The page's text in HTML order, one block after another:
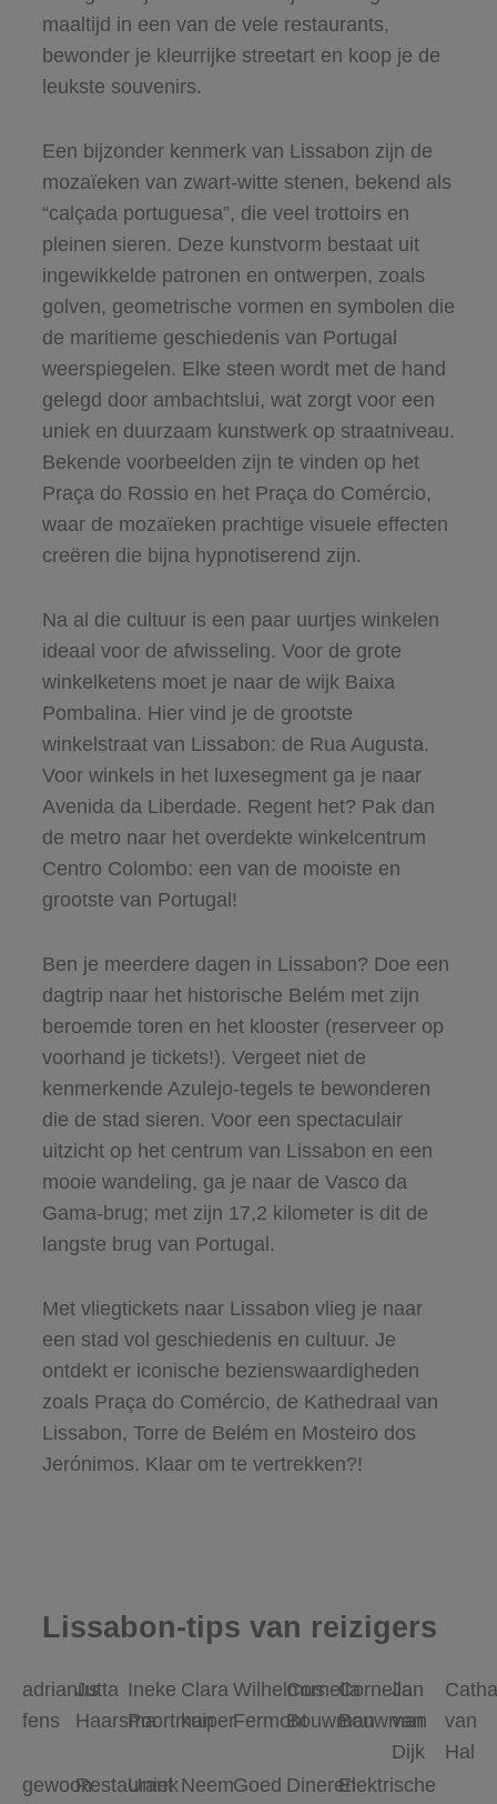
maaltijd in een van de vele restaurants,
bewonder je kleurrijke streetart en koop je de
leukste souvenirs.
Een bijzonder kenmerk van Lissabon zijn de
mozaïeken van zwart-witte stenen, bekend als
“calçada portuguesa”, die veel trottoirs en
pleinen sieren. Deze kunstvorm bestaat uit
ingewikkelde patronen en ontwerpen, zoals
golven, geometrische vormen en symbolen die
de maritieme geschiedenis van Portugal
weerspiegelen. Elke steen wordt met de hand
gelegd door ambachtslui, wat zorgt voor een
uniek en duurzaam kunstwerk op straatniveau.
Bekende voorbeelden zijn te vinden op het
Praça do Rossio en het Praça do Comércio,
waar de mozaïeken prachtige visuele effecten
creëren die bijna hypnotiserend zijn.
Na al die cultuur is een paar uurtjes winkelen
ideaal voor de afwisseling. Voor de grote
winkelketens moet je naar de wijk Baixa
Pombalina. Hier vind je de grootste
winkelstraat van Lissabon: de Rua Augusta.
Voor winkels in het luxesegment ga je naar
Avenida da Liberdade. Regent het? Pak dan
de metro naar het overdekte winkelcentrum
Centro Colombo: een van de mooiste en
grootste van Portugal!
Ben je meerdere dagen in Lissabon? Doe een
dagtrip naar het historische Belém met zijn
beroemde toren en het klooster (reserveer op
voorhand je tickets!). Vergeet niet de
kenmerkende Azulejo-tegels te bewonderen
die de stad sieren. Voor een spectaculair
uitzicht op het centrum van Lissabon en een
mooie wandeling, ga je naar de Vasco da
Gama-brug; met zijn 17,2 kilometer is dit de
langste brug van Portugal.
Met vliegtickets naar Lissabon vlieg je naar
een stad vol geschiedenis en cultuur. Je
ontdekt er iconische bezienswaardigheden
zoals Praça do Comércio, de Kathedraal van
Lissabon, Torre de Belém en Mosteiro dos
Jerónimos. Klaar om te vertrekken?!
Lissabon-tips van reizigers
adrianus
fens
gewoon
Jutta
Haarsma
Restaurant
Ineke
Poortman
Uniek
Clara
kuiper
Neem
Wilhelmus
Fermont
Goed
Cornelia
Bouwman
Dineren
Cornelia
Bouwman
Elektrische
Jan
van
Dijk
van
Hal